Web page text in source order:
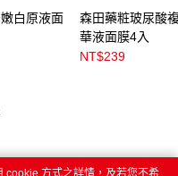
白原液面
森田藥粧玻尿酸
華液面膜4入
NT$239
cookie 方式之詳情，及若您不希